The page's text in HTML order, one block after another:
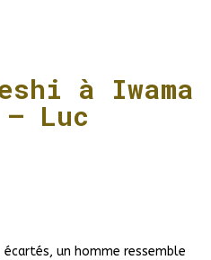
à Iwama
un homme ressemble